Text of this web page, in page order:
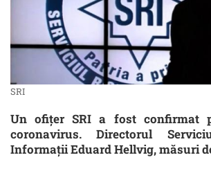
SRI
Un ofițer SRI a fost confirmat
coronavirus. Directorul
Informații Eduard Hellvig, măsuri